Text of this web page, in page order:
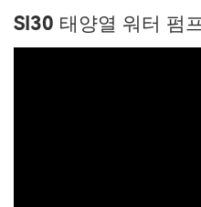
SI30 태양열 워터 펌